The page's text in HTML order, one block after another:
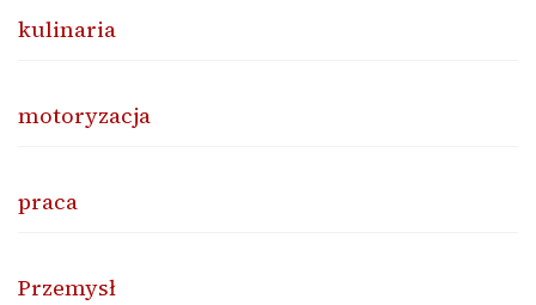
kulinaria
motoryzacja
praca
Przemysł